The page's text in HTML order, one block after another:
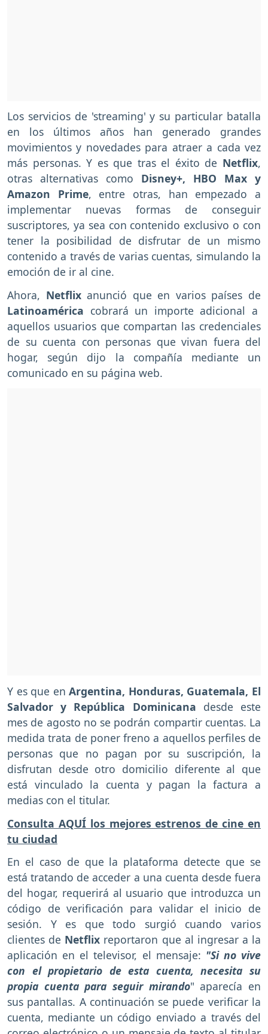
Los servicios de 'streaming' y su particular batalla
en los últimos años han generado grandes
movimientos y novedades para atraer a cada vez
más personas. Y es que tras el éxito de Netflix,
otras alternativas como Disney+, HBO Max y
Amazon Prime, entre otras, han empezado a
implementar nuevas formas de conseguir
suscriptores, ya sea con contenido exclusivo o con
tener la posibilidad de disfrutar de un mismo
contenido a través de varias cuentas, simulando la
emoción de ir al cine.
Ahora, Netflixanunció que en varios países de
Latinoamérica cobrará un importe adicional a
aquellos usuarios que compartan las credenciales
de su cuenta con personas que vivan fuera del
hogar, según dijo la compañía mediante un
comunicado en su página web.
Y es que enArgentina, Honduras, Guatemala, El
Salvador y República Dominicana desde este
mes de agosto no se podrán compartir cuentas. La
medida trata de poner freno a aquellos perfiles de
personas que no pagan por su suscripción, la
disfrutan desde otro domicilio diferente al que
está vinculado la cuenta y pagan la factura a
medias con el titular.
Consulta AQUÍ los mejores estrenos de cine en
tu ciudad
En el caso de que la plataforma detecte que se
está tratando de acceder a una cuenta desde fuera
del hogar, requerirá al usuario que introduzca un
código de verificación para validar el inicio de
sesión. Y es que todo surgió cuando varios
clientes de Netflix reportaron que al ingresar a la
aplicación en el televisor, el mensaje: "Si no vive
con el propietario de esta cuenta, necesita su
propia cuenta para seguir mirando" aparecía en
sus pantallas. A continuación se puede verificar la
cuenta, mediante un código enviado a través del